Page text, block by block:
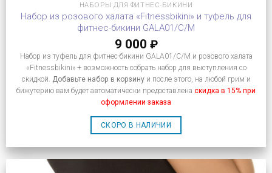
НАБОРЫ ДЛЯ ФИТНЕС-БИКИНИ
Набор из розового халата «Fitnessbikini» и туфель для
фитнес-бикини GALA01/C/M
9 000 ₽
Набор из туфель для фитнес-бикини GALA01/C/M и розового халата
«Fitnessbikini» + возможность собрать набор для выступления со
скидкой. Добавьте набор в корзинуи после этого, на любой грим и
бижутерию вам будет автоматически предоставлена скидка в 15% при
оформлении заказа
СКОРО В НАЛИЧИИ